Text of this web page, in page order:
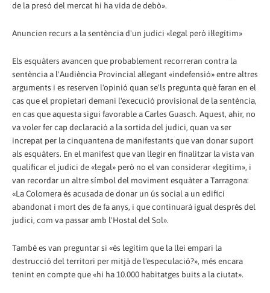
de la presó del mercat hi ha vida de debò».
Anuncien recurs a la sentència d'un judici «legal però il·legítim»
Els esquàters avancen que probablement recorreran contra la
sentència a l'Audiència Provincial al·legant «indefensió» entre altres
arguments i es reserven l'opinió quan se'ls pregunta què faran en el
cas que el propietari demani l'execució provisional de la sentència,
en cas que aquesta sigui favorable a Carles Guasch. Aquest, ahir, no
va voler fer cap declaració a la sortida del judici, quan va ser
increpat per la cinquantena de manifestants que van donar suport
als esquàters. En el manifest que van llegir en finalitzar la vista van
qualificar el judici de «legal» però no el van considerar «legítim», i
van recordar un altre símbol del moviment esquàter a Tarragona:
«La Colomera és acusada de donar un ús social a un edifici
abandonat i mort des de fa anys, i que continuarà igual després del
judici, com va passar amb l'Hostal del Sol».
També es van preguntar si «és legítim que la llei empari la
destrucció del territori per mitjà de l'especulació?», més encara
tenint en compte que «hi ha 10.000 habitatges buits a la ciutat».